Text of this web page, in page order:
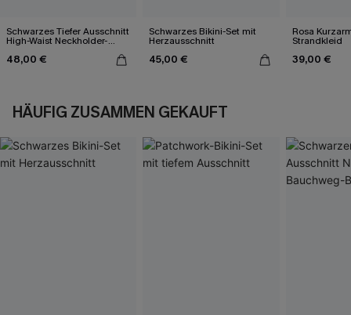
Schwarzes Tiefer Ausschnitt
High-Waist Neckholder-
Bikini-Set
48,00 €
Schwarzes Bikini-Set mit
Herzausschnitt
45,00 €
Rosa
Strandkleid
39,00 €
HÄUFIG ZUSAMMEN GEKAUFT